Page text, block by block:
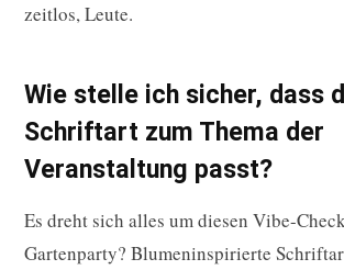
zeitlos, Leute.
Wie stelle ich sicher, dass
Schriftart zum Thema der
Veranstaltung passt?
Es dreht sich alles um diesen Vibe-
Gartenparty? Blumeninspirierte